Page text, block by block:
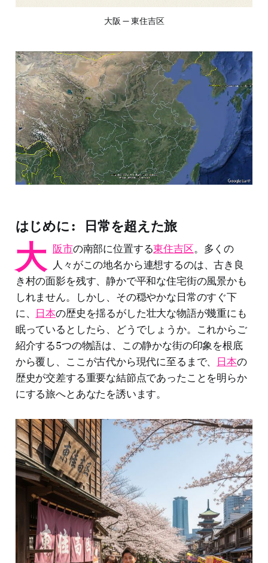
大阪 — 東住吉区
はじめに: 日常を超えた旅
大 阪市の南部に位置する東住吉区。多くの
人々がこの地名から連想するのは、古き良
き村の面影を残す、静かで平和な住宅街の風景かも
しれません。しかし、その穏やかな日常のすぐ下
に、 日本の歴史を揺るがした壮大な物語が幾重にも
眠っているとしたら、どうでしょうか。これからご
紹介する5つの物語は、この静かな街の印象を根底
から覆し、ここが古代から現代に至るまで、 日本の
歴史が交差する重要な結節点であったことを明らか
にする旅へとあなたを誘います。